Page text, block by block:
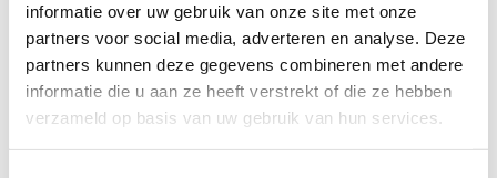
informatie over uw gebruik van onze site met onze
partners voor social media, adverteren en analyse. Deze
partners kunnen deze gegevens combineren met andere
informatie die u aan ze heeft verstrekt of die ze hebben
verzameld op basis van uw gebruik van hun services.
Onda Armband
65EUR